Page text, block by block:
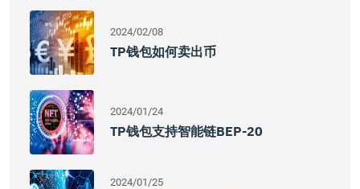
2024/02/08
TP钱包如何卖出币
2024/01/24
TP钱包支持智能链BEP-20
2024/01/25